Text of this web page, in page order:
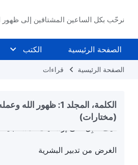
نرحّب بكل الساعين المشتاقين إلى ظهور
الصفحة الرئيسية الكتب
الصفحة الرئيسية قراءات
الكلمة، المجلد 1: ظهور الله
(مختارات)
(الجزء الأول)
اختبارات بطرس: معرفته بالتوبيخ
(الجزء الثاني)
عليكم فهم العمل، لا تتبعوا وأنتم
الطريق
الغرض من تدبير البشرية